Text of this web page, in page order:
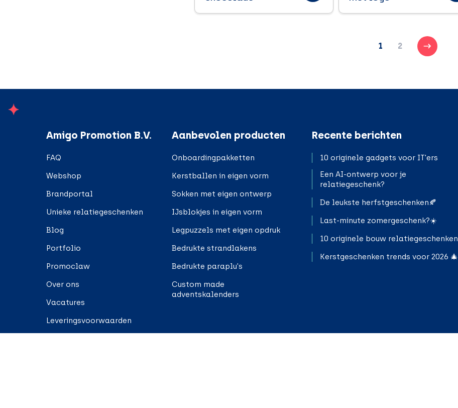
1 2
Amigo Promotion B.V.
FAQ
Webshop
Brandportal
Unieke relatiegeschenken
Blog
Portfolio
Promoclaw
Over ons
Vacatures
Leveringsvoorwaarden
Aanbevolen producten
Onboardingpakketten
Kerstballen in eigen vorm
Sokken met eigen ontwerp
IJsblokjes in eigen vorm
Legpuzzels met eigen opdruk
Bedrukte strandlakens
Bedrukte paraplu's
Custom made
adventskalenders
Recente berichten
10 originele gadgets voor IT'ers
Een AI-ontwerp voor je
relatiegeschenk?
De leukste herfstgeschenken🍂
Last-minute zomergeschenk?☀️
10 originele bouw relatiegeschenken
Kerstgeschenken trends voor 2026 🎄
;